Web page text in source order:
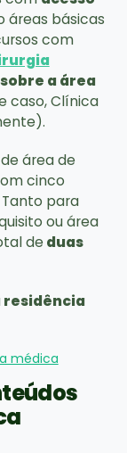
áreas básicas
com
a área
caso, Clínica
área de
cinco
para
ou área
de duas
residência
médica